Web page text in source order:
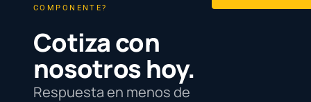
COMPONENTE?
Cotiza con
nosotros hoy.
Respuesta en menos de